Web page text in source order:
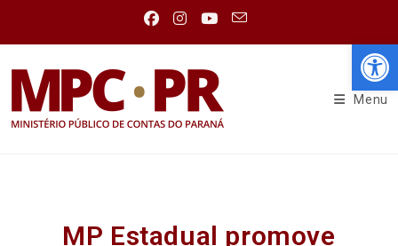
Menu
MP Estadual promove